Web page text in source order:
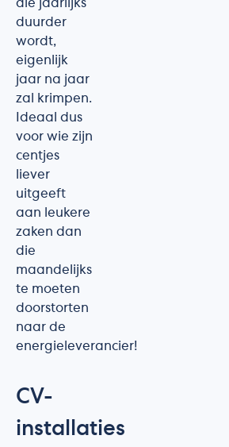
die jaarlijks
duurder
wordt,
eigenlijk
jaar na jaar
zal krimpen.
Ideaal dus
voor wie zijn
centjes
liever
uitgeeft
aan leukere
zaken dan
die
maandelijks
te moeten
doorstorten
naar de
energieleverancier!
CV-
installaties